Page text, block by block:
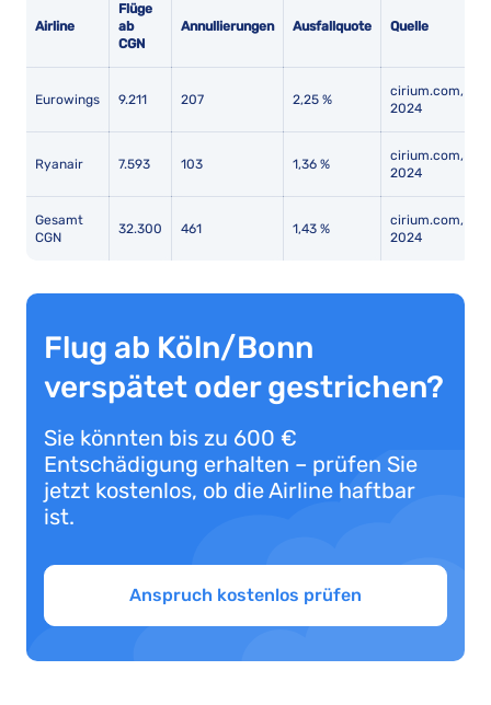
Airline
Flüge
ab
CGN
Annullierungen Ausfallquote Quelle
Eurowings 9.211 207 2,25 %
cirium.com,
2024
Ryanair 7.593 103 1,36 %
cirium.com,
2024
Gesamt
CGN
32.300 461 1,43 %
cirium.com,
2024
Flug ab Köln/Bonn
verspätet oder gestrichen?
Sie könnten bis zu 600 €
Entschädigung erhalten – prüfen Sie
jetzt kostenlos, ob die Airline haftbar
ist.
Anspruch kostenlos prüfen